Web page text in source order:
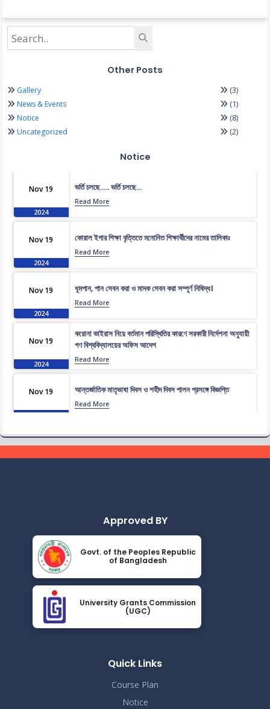
Other Posts
Gallery (3)
News & Events (1)
Notice (8)
Uncategorized (2)
Notice
Nov 19
2024
ভর্তি চলছে….. ভর্তি চলছে…
Read More
Nov 19
2024
কোরাল ইগার শিক্ষা বৃত্তিতে মনোনিত শিক্ষার্থীদের নামের তালিকাঃ
Read More
Nov 19
2024
ধূমপান, পান সেবন করা ও মাদক সেবন করা সম্পূর্ণ নিষিদ্ধ।
Read More
Nov 19
2024
করোনা ভাইরাস নিয়ে বর্তমান পরিস্থিতির কারণে সরকারী নির্দেশনা অনুযায়ী
গণ বিশ্ববিদ্যালয়ের অফিস আদেশ
Read More
Nov 19
2024
আন্তর্জাতিক মাতৃভাষা দিবস ও শহীদ দিবস পালন প্রসঙ্গে বিজ্ঞপ্তি
Read More
এপ্রিল ২০২৩ সেমিস্টারের ফাইনাল পরীক্ষার (অনুষ্ঠিতব্য অক্টোবর ২০২৩)
বিজ্ঞপ্তি
Read More
Nov 19
2024
Read More
Nov 19
2024
Read More
Approved BY
Govt. of the Peoples Republic
of Bangladesh
University Grants Commission
(UGC)
Quick Links
Course Plan
Notice